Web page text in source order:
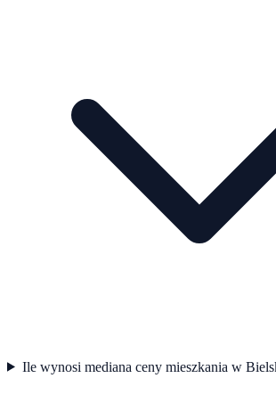
Ile wynosi mediana ceny mieszkania w